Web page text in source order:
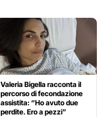
Valeria Bigella racconta il
percorso di fecondazione
assistita: “Ho avuto due
perdite. Ero a pezzi”